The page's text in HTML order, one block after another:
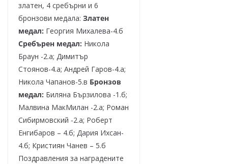
златен, 4 сребърни и 6
бронзови медала: Златен
медал: Георгия Михалева-4.б
Сребърен медал: Никола
Браун -2.а; Димитър
Стоянов-4.а; Андрей Гаров-4.а;
Никола Чапанов-5.в Бронзов
медал: Биляна Бързилова -1.б;
Малвина МакМилан -2.а; Роман
Сибирмовский -2.а; Роберт
Енгибаров – 4.б; Дария Ихсан-
4.б; Кристиян Чанев – 5.б
Поздравления за наградените